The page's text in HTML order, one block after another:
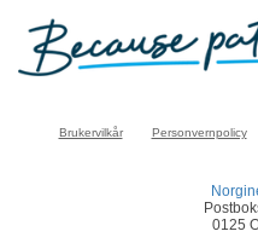
Brukervilkår Personvernpolicy
0125